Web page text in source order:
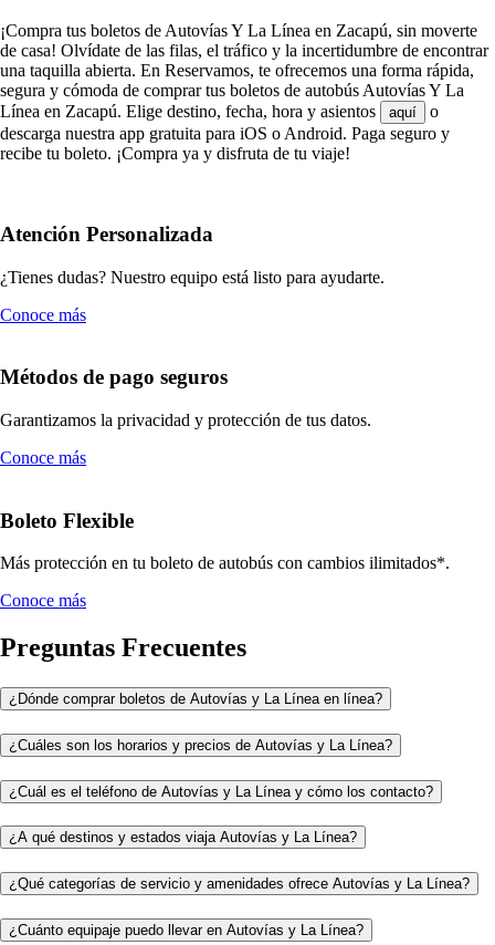
¡Compra tus boletos de Autovías Y La Línea en Zacapú, sin moverte
de casa! Olvídate de las filas, el tráfico y la incertidumbre de encontrar
una taquilla abierta. En Reservamos, te ofrecemos una forma rápida,
segura y cómoda de comprar tus boletos de autobús Autovías Y La
Línea en Zacapú. Elige destino, fecha, hora y asientos
aquí
o
descarga nuestra app gratuita para iOS o Android. Paga seguro y
recibe tu boleto. ¡Compra ya y disfruta de tu viaje!
Atención Personalizada
¿Tienes dudas? Nuestro equipo está listo para ayudarte.
Conoce más
Métodos de pago seguros
Garantizamos la privacidad y protección de tus datos.
Conoce más
Boleto Flexible
Más protección en tu boleto de autobús con cambios ilimitados*.
Conoce más
Preguntas Frecuentes
¿Dónde comprar boletos de Autovías y La Línea en línea?
¿Cuáles son los horarios y precios de Autovías y La Línea?
¿Cuál es el teléfono de Autovías y La Línea y cómo los contacto?
¿A qué destinos y estados viaja Autovías y La Línea?
¿Qué categorías de servicio y amenidades ofrece Autovías y La Línea?
¿Cuánto equipaje puedo llevar en Autovías y La Línea?